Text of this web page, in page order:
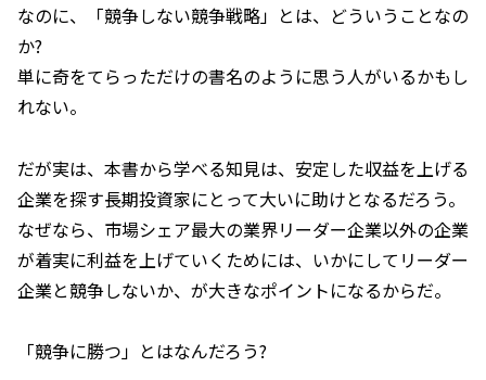
なのに、「競争しない競争戦略」とは、どういうことなの
か?
単に奇をてらっただけの書名のように思う人がいるかもし
れない。
だが実は、本書から学べる知見は、安定した収益を上げる
企業を探す長期投資家にとって大いに助けとなるだろう。
なぜなら、市場シェア最大の業界リーダー企業以外の企業
が着実に利益を上げていくためには、いかにしてリーダー
企業と競争しないか、が大きなポイントになるからだ。
「競争に勝つ」とはなんだろう?